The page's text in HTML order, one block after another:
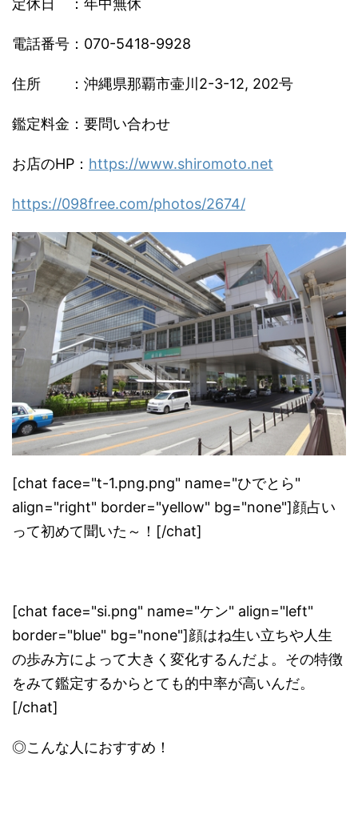
定休日 ：年中無休
電話番号：070-5418-9928
住所 ：沖縄県那覇市壷川2-3-12, 202号
鑑定料金：要問い合わせ
お店のHP： https://www.shiromoto.net
https://098free.com/photos/2674/
[chat face="t-1.png.png" name="ひでとら"
align="right" border="yellow" bg="none"]顔占い
って初めて聞いた～！[/chat]
[chat face="si.png" name="ケン" align="left"
border="blue" bg="none"]顔はね生い立ちや人生
の歩み方によって大きく変化するんだよ。その特徴
をみて鑑定するからとても的中率が高いんだ。
[/chat]
◎こんな人におすすめ！